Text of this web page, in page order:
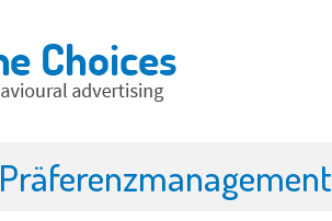
Präferenzmanagement